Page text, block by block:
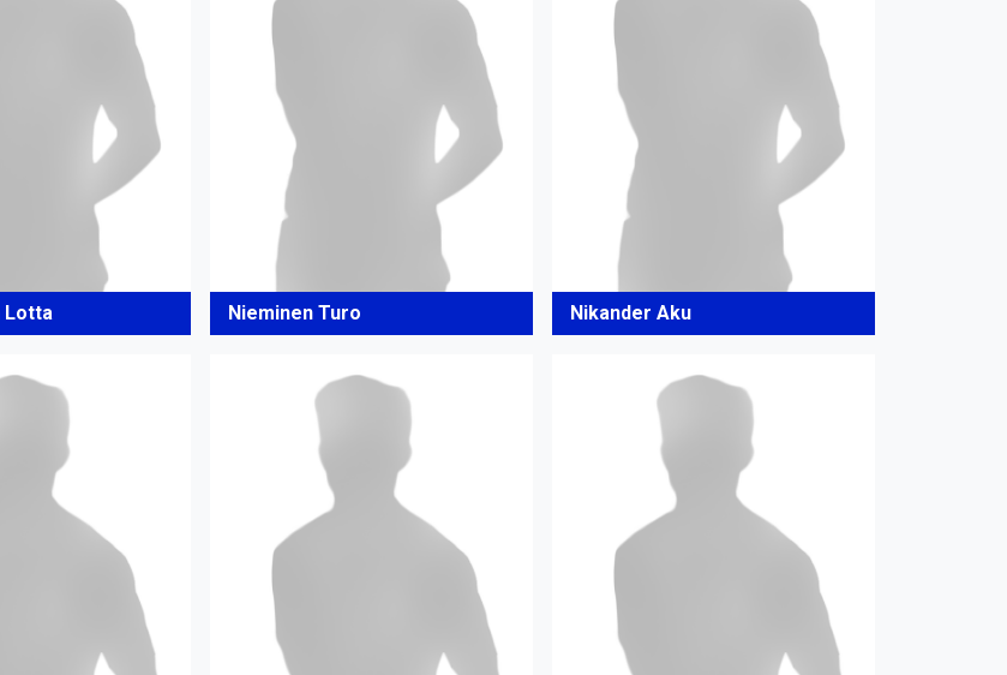
Lotta Nieminen Turo Nikander Aku